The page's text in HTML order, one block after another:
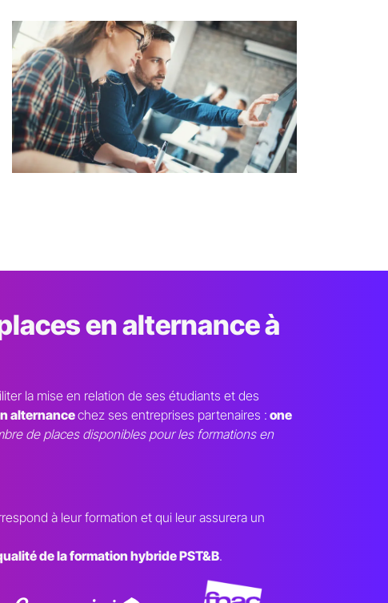
en alternance à
la mise en relation de ses étudiants et des
alternancechez ses entreprises partenaires : one
de places disponibles pour les formations en
à leur formation et qui leur assurera un
de la formation hybride PST&B.